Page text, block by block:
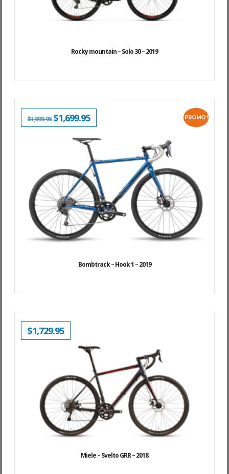
Rocky mountain – Solo 30 – 2019
PROMO !
Bombtrack – Hook 1 – 2019
$1,999.95 LE
PRIX
INITIAL
$1,999.95.
$1,699.95LE
PRIX
ACTUEL
EST :
$1,699.95.
Miele – Svelto GRR – 2018
$1,729.95